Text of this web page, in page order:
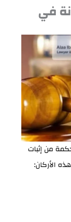
في
من إثبات
الأركان: